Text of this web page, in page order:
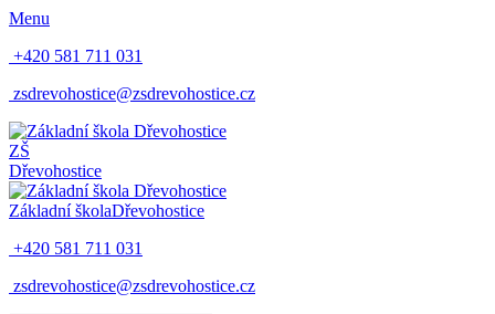
Menu
+420 581 711 031
zsdrevohostice@zsdrevohostice.cz
ZŠ
Dřevohostice
Základní školaDřevohostice
+420 581 711 031
zsdrevohostice@zsdrevohostice.cz